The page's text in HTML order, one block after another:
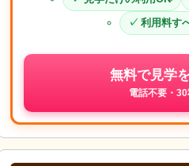
利用料す
無料で見学
電話不要・